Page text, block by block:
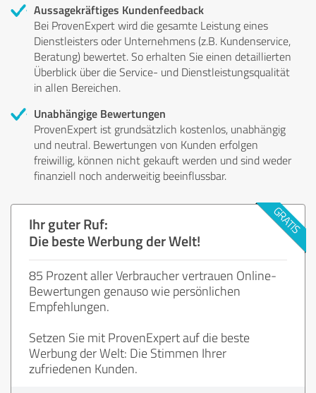
Aussagekräftiges Kundenfeedback
Bei ProvenExpert wird die gesamte Leistung eines
Dienstleisters oder Unternehmens (z.B. Kundenservice,
Beratung) bewertet. So erhalten Sie einen detaillierten
Überblick über die Service- und Dienstleistungsqualität
in allen Bereichen.
Unabhängige Bewertungen
ProvenExpert ist grundsätzlich kostenlos, unabhängig
und neutral. Bewertungen von Kunden erfolgen
freiwillig, können nicht gekauft werden und sind weder
finanziell noch anderweitig beeinflussbar.
Ihr guter Ruf:
Die beste Werbung der Welt!
85 Prozent aller Verbraucher vertrauen Online-
Bewertungen genauso wie persönlichen
Empfehlungen.
Setzen Sie mit ProvenExpert auf die beste
Werbung der Welt: Die Stimmen Ihrer
zufriedenen Kunden.